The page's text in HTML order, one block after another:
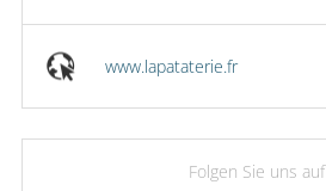
www.lapataterie.fr
Folgen Sie uns auf